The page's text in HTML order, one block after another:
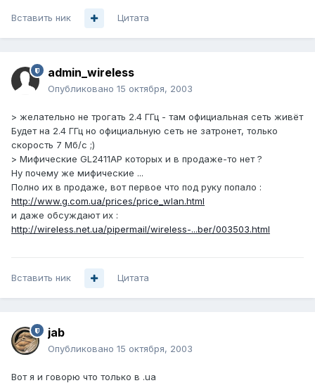
Вставить ник Цитата
admin_wireless
Опубликовано 15 октября, 2003
> желательно не трогать 2.4 ГГц - там официальная сеть живёт
Будет на 2.4 ГГц но официальную сеть не затронет, только
скорость 7 Мб/с ;)
> Мифические GL2411AP которых и в продаже-то нет ?
Ну почему же мифические ...
Полно их в продаже, вот первое что под руку попало :
http://www.g.com.ua/prices/price_wlan.html
и даже обсуждают их :
http://wireless.net.ua/pipermail/wireless-...ber/003503.html
Вставить ник Цитата
jab
Опубликовано 15 октября, 2003
Вот я и говорю что только в .ua